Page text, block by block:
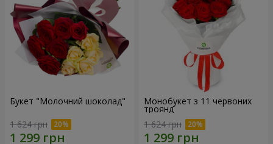
Букет "Молочний шоколад"
1 624 грн
Монобукет з 11 червоних
троянд
1 624 грн